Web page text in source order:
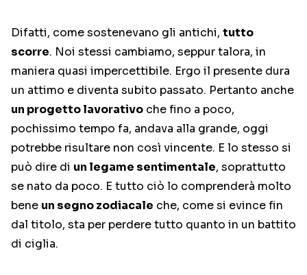
Difatti, come sostenevano gli antichi, tutto
scorre. Noi stessi cambiamo, seppur talora, in
maniera quasi impercettibile. Ergo il presente dura
un attimo e diventa subito passato. Pertanto anche
un progetto lavorativo che fino a poco,
pochissimo tempo fa, andava alla grande, oggi
potrebbe risultare non così vincente. E lo stesso si
può dire di un legame sentimentale, soprattutto
se nato da poco. E tutto ciò lo comprenderà molto
bene un segno zodiacale che, come si evince fin
dal titolo, sta per perdere tutto quanto in un battito
di ciglia.